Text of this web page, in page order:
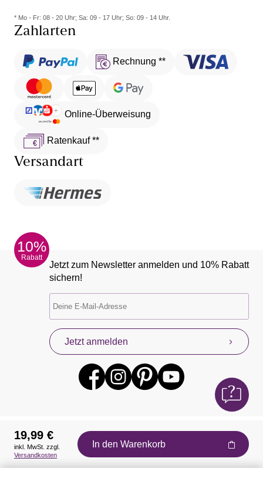
* Mo - Fr: 08 - 20 Uhr; Sa: 09 - 17 Uhr; So: 09 - 14 Uhr.
Zahlarten
Rechnung **
Online-Überweisung
Ratenkauf **
Versandart
10%
Rabatt
Jetzt zum Newsletter anmelden und 10% Rabatt
sichern!
Jetzt anmelden
Auszeichnungen
19,99 €
inkl. MwSt. zzgl.
Versandkosten
In den Warenkorb